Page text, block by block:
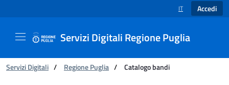
SELEZIONE
IT Accedi
Servizi Digitali Regione Puglia
Ti trovi in:
Servizi Digitali / Regione Puglia / Catalogo bandi